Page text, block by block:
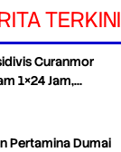
TERKINI
Curanmor
1×24 Jam,…
Pertamina Dumai